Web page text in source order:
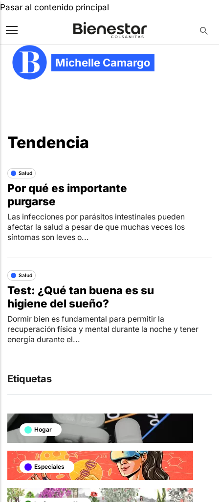
Pasar al contenido principal
Michelle Camargo
Tendencia
Salud
Por qué es importante
purgarse
Las infecciones por parásitos intestinales pueden
afectar la salud a pesar de que muchas veces los
síntomas son leves o...
Salud
Test: ¿Qué tan buena es su
higiene del sueño?
Dormir bien es fundamental para permitir la
recuperación física y mental durante la noche y tener
energía durante el...
Etiquetas
Hogar
Especiales